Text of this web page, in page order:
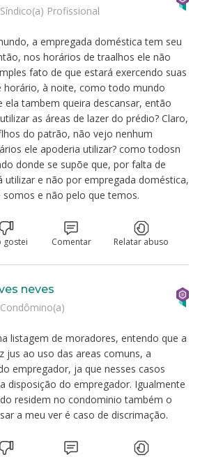
a empregada doméstica tem seu
nos horários de traalhos ele não
fato de que estará exercendo suas
horário, à noite, como todo mundo
ela tambem queira descansar, então
as áreas de lazer do prédio? Claro,
do patrão, não vejo nenhum
ele apoderia utilizar? como todosn
donde se supõe que, por falta de
utilizar e não por empregada doméstica,
e não pelo que temos.
Síndico(a) Profissional
gostei Comentar Relatar abuso
listagem de moradores, entendo que a
jus ao uso das areas comuns, a
empregador, ja que nesses casos
disposição do empregador. Igualmente
residem no condominio também o
a meu ver é caso de discrimação.
neves
Condômino(a)